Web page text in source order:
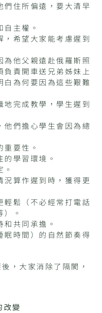
們住所偏遠，要大清早
主權。
，希望大家能考慮遲到
為他父親遠赴俄羅斯照
負責開車送兄弟姊妹上
白為何要因為這些艱難
地完成教學，學生遲到
他們擔心學生會因為總
要性。
學習環境。
算作遲到時，獲得更
輕鬆（不必經常打電話
。
共同承擔。
眠時間）的自然節奏得
，大家消除了隔閡，
改變